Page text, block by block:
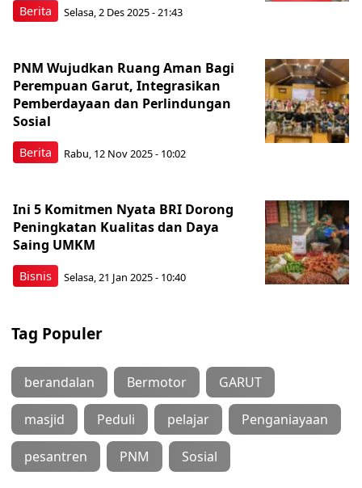
Berita Selasa, 2 Des 2025 - 21:43
Berita
PNM Wujudkan Ruang Aman Bagi
Perempuan Garut, Integrasikan
Pemberdayaan dan Perlindungan
Sosial
Rabu, 12 Nov 2025 - 10:02
Bisnis
Ini 5 Komitmen Nyata BRI Dorong
Peningkatan Kualitas dan Daya
Saing UMKM
Selasa, 21 Jan 2025 - 10:40
Tag Populer
berandalan Bermotor GARUT
masjid Peduli pelajar Penganiayaan
pesantren PNM Sosial